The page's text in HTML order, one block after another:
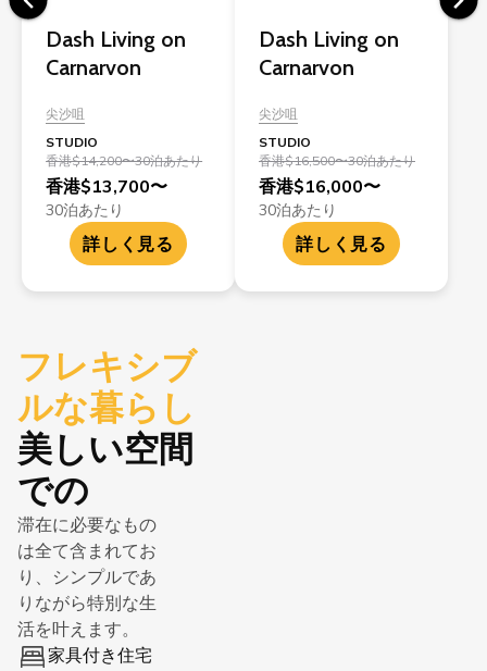
Dash Living on
Carnarvon
尖沙咀
STUDIO
香港$14,200〜30泊あたり
香港$13,700〜
30泊あたり
詳しく見る
Dash Living on
Carnarvon
尖沙咀
STUDIO
香港$16,500〜30泊あたり
香港$16,000〜
30泊あたり
詳しく見る
フレキシブ
ルな暮らし
美しい空間
での
滞在に必要なもの
は全て含まれてお
り、シンプルであ
りながら特別な生
活を叶えます。
家具付き住宅